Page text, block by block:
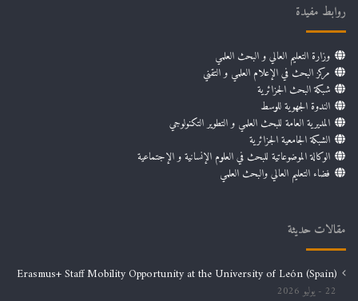
روابط مفيدة
وزارة التعليم العالي و البحث العلمي
مركز البحث في الإعلام العلمي و التقني
شبكة البحث الجزائرية
الندوة الجهوية للوسط
المديرية العامة للبحث العلمي و التطوير التكنولوجي
الشبكة الجامعية الجزائرية
الوكالة الموضوعاتية للبحث في العلوم الإنسانية و الإجتماعية
فضاء التعليم العالي والبحث العلمي
مقالات حديثة
Erasmus+ Staff Mobility Opportunity at the University of León (Spain)
22 يوليو 2026